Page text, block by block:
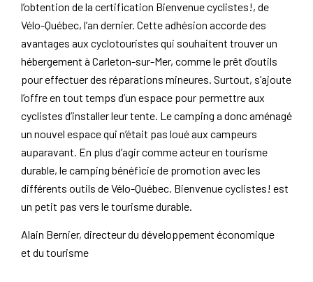
l’obtention de la certification Bienvenue cyclistes!, de
Vélo-Québec, l’an dernier. Cette adhésion accorde des
avantages aux cyclotouristes qui souhaitent trouver un
hébergement à Carleton-sur-Mer, comme le prêt d’outils
pour effectuer des réparations mineures. Surtout, s’ajoute
l’offre en tout temps d’un espace pour permettre aux
cyclistes d’installer leur tente. Le camping a donc aménagé
un nouvel espace qui n’était pas loué aux campeurs
auparavant. En plus d’agir comme acteur en tourisme
durable, le camping bénéficie de promotion avec les
différents outils de Vélo-Québec. Bienvenue cyclistes! est
un petit pas vers le tourisme durable.
Alain Bernier, directeur du développement économique
et du tourisme